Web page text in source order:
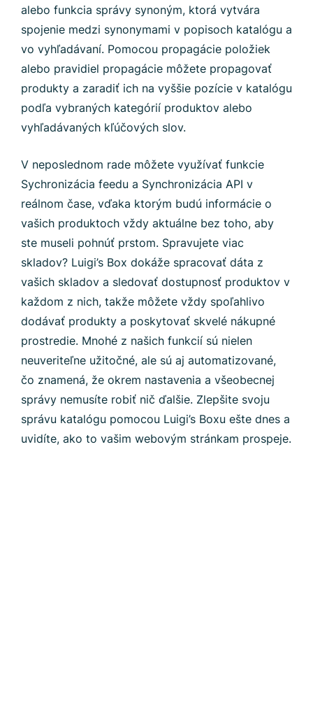
alebo funkcia správy synoným, ktorá vytvára
spojenie medzi synonymami v popisoch katalógu a
vo vyhľadávaní. Pomocou propagácie položiek
alebo pravidiel propagácie môžete propagovať
produkty a zaradiť ich na vyššie pozície v katalógu
podľa vybraných kategórií produktov alebo
vyhľadávaných kľúčových slov.
V neposlednom rade môžete využívať funkcie
Sychronizácia feedu a Synchronizácia API v
reálnom čase, vďaka ktorým budú informácie o
vašich produktoch vždy aktuálne bez toho, aby
ste museli pohnúť prstom. Spravujete viac
skladov? Luigi’s Box dokáže spracovať dáta z
vašich skladov a sledovať dostupnosť produktov v
každom z nich, takže môžete vždy spoľahlivo
dodávať produkty a poskytovať skvelé nákupné
prostredie. Mnohé z našich funkcií sú nielen
neuveriteľne užitočné, ale sú aj automatizované,
čo znamená, že okrem nastavenia a všeobecnej
správy nemusíte robiť nič ďalšie. Zlepšite svoju
správu katalógu pomocou Luigi’s Boxu ešte dnes a
uvidíte, ako to vašim webovým stránkam prospeje.